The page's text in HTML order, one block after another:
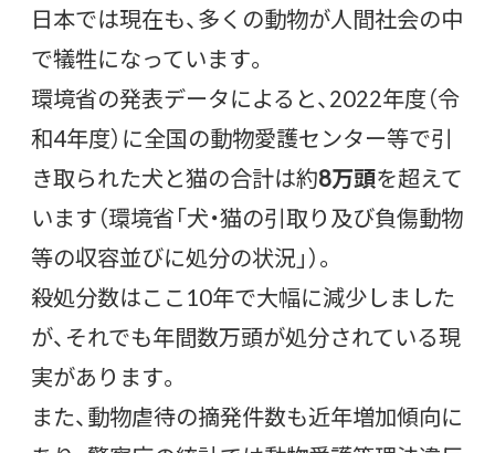
日本では現在も、多くの動物が人間社会の中
で犠牲になっています。
環境省の発表データによると、2022年度（令
和4年度）に全国の動物愛護センター等で引
き取られた犬と猫の合計は約8万頭を超えて
います（環境省「犬・猫の引取り及び負傷動物
等の収容並びに処分の状況」）。
殺処分数はここ10年で大幅に減少しました
が、それでも年間数万頭が処分されている現
実があります。
また、動物虐待の摘発件数も近年増加傾向に